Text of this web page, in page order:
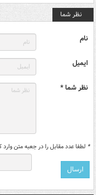
نظر شما
نام
ایمیل
نظر شما *
* لطفا عدد مقابل را در جعبه متن وارد